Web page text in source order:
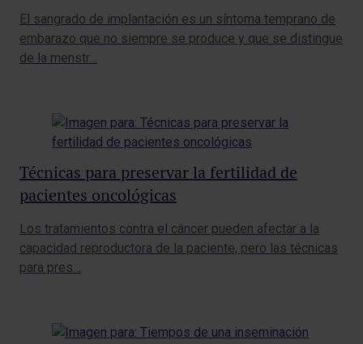
El sangrado de implantación es un síntoma temprano de
embarazo que no siempre se produce y que se distingue
de la menstr…
Técnicas para preservar la fertilidad de
pacientes oncológicas
Los tratamientos contra el cáncer pueden afectar a la
capacidad reproductora de la paciente, pero las técnicas
para pres…